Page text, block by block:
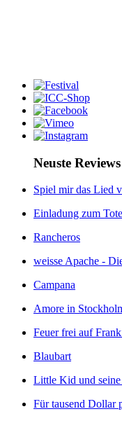
Neuste Reviews
Spiel mir das Lied
Einladung zum
Rancheros
weisse Apache -
Campana
Amore in
Feuer frei auf
Blaubart
Little Kid und seine
Für tausend Dollar